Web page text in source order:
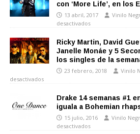
con ‘More Life’, en los
13 abril, 2017 Vinilo
desactivados
Ricky Martin, David
Janelle Monáe y 5
los singles de la
23 febrero, 2018 Vinilo
desactivados
Drake 14 semanas #1
iguala a Bohemian
15 julio, 2016 Vinilo
desactivados